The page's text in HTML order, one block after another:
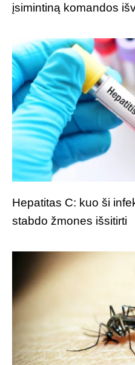
įsimintiną komandos
Hepatitas C: kuo ši
stabdo žmones išsitirti